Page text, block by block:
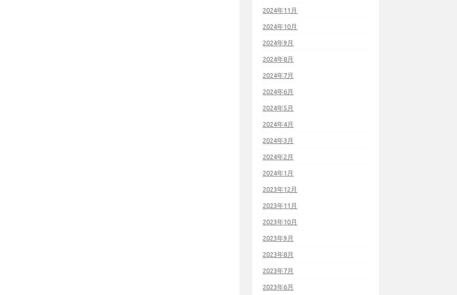
2024年11月
2024年10月
2024年9月
2024年8月
2024年7月
2024年6月
2024年5月
2024年4月
2024年3月
2024年2月
2024年1月
2023年12月
2023年11月
2023年10月
2023年9月
2023年8月
2023年7月
2023年6月